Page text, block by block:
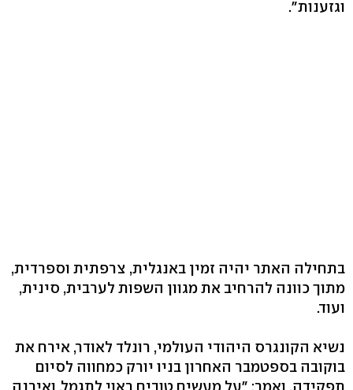
וגזענות".
בתחילה האתר יהיה זמין באנגלית, צרפתית וספרדית,
מתוך כוונה להרחיב את מגוון השפות לערבית, סינית,
ועוד.
נשיא הקונגרס היהודי העולמי, רונלד לאודר, אירח את
בוקובה בספטמבר האחרון בניו יורק כמחווה לסיום
תפקידה, ואמר: "על מעשים טובים ראוי לתגמל, ואירנה